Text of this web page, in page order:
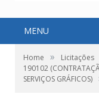
MENU
Home » Licitações
190102
SERVIÇOS GRÁFICOS)